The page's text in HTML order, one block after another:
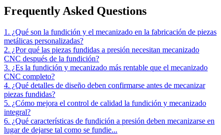
Frequently Asked Questions
1. ¿Qué son la fundición y el mecanizado en la fabricación de piezas
metálicas personalizadas?
2. ¿Por qué las piezas fundidas a presión necesitan mecanizado
CNC después de la fundición?
3. ¿Es la fundición y mecanizado más rentable que el mecanizado
CNC completo?
4. ¿Qué detalles de diseño deben confirmarse antes de mecanizar
piezas fundidas?
5. ¿Cómo mejora el control de calidad la fundición y mecanizado
integral?
6. ¿Qué características de fundición a presión deben mecanizarse en
lugar de dejarse tal como se fundie...